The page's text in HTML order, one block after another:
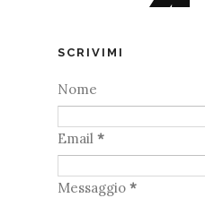
SCRIVIMI
Nome
Email *
Messaggio *